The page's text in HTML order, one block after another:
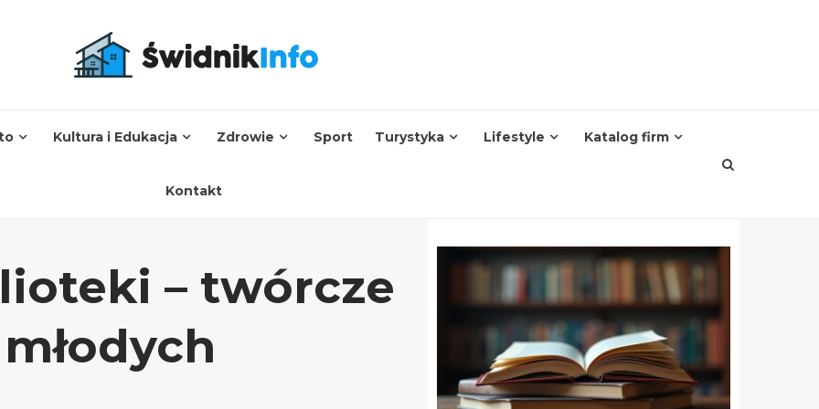
Kultura i Edukacja Zdrowie Sport Turystyka Lifestyle Katalog firm
Kontakt
– twórcze